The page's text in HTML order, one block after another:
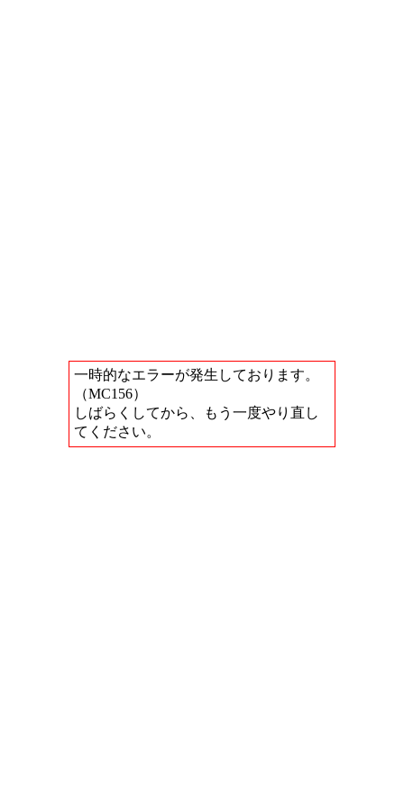
一時的なエラーが発生しております。
（MC156）
しばらくしてから、もう一度やり直し
てください。